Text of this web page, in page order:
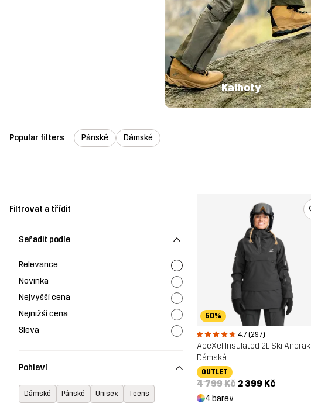
Kalhoty
Popular filters Pánské Dámské
Filtrovat a třídit
Seřadit podle
Relevance
Novinka
Nejvyšší cena
Nejnižší cena
Sleva
Pohlaví
Dámské Pánské Unisex Teens
50%
4.7 (297)
AccXel Insulated 2L Ski Anorak
Dámské
OUTLET
4 799 Kč 2 399 Kč
4 barev